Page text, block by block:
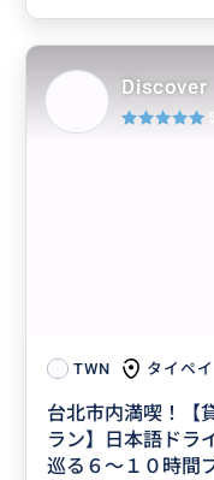
TWN タイペ
台北市内満喫！【
ラン】日本語ドラ
巡る６〜１０時間
Discover